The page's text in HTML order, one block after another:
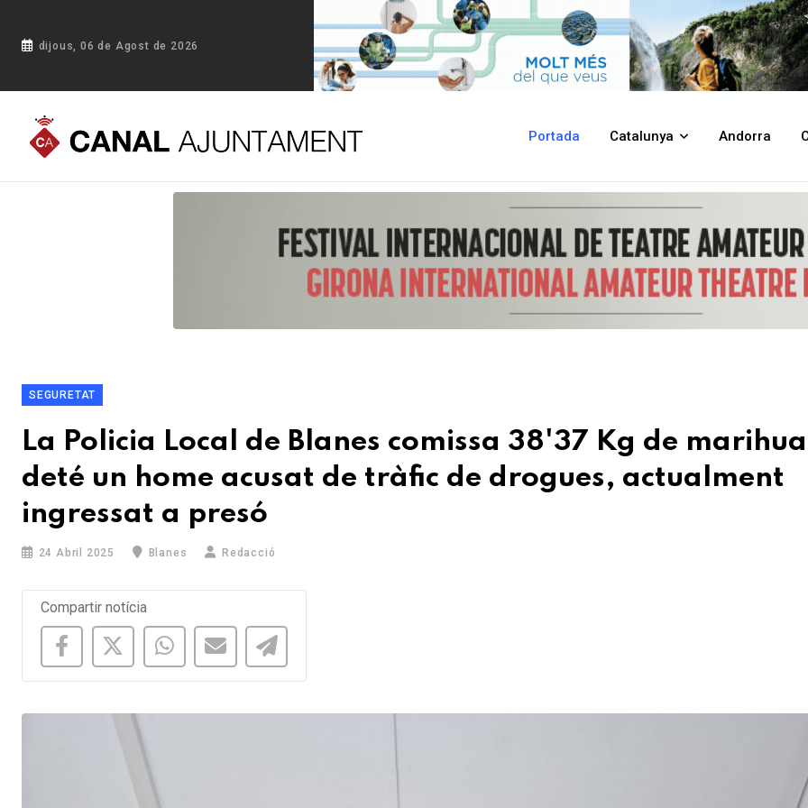
dijous, 06 de Agost de 2026
Portada Catalunya Andorra
Portada Blog La Policia Local de Blanes comissa 38'37 Kg de marihuana i deté un home acusat de tràfic de drogues, actualment
SEGURETAT
La Policia Local de Blanes comissa 38'37 Kg de
deté un home acusat de tràfic de drogues, actualment
ingressat a presó
24 Abril 2025 Blanes Redacció
Compartir notícia